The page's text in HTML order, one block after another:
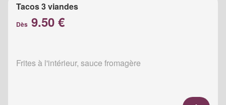
Tacos 3 viandes
Dès 9.50 €
Frites à l'intérieur, sauce fromagère